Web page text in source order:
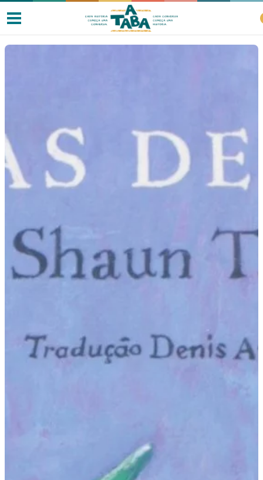
Resenhas
Clube de Leitores
Como ler?
Na escola
Colunas
Cursos On line